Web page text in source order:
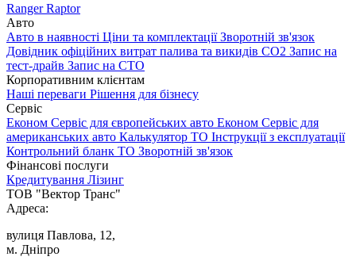
Ranger Raptor
Авто
Авто в наявності Ціни та комплектаціїЗворотній зв'язок
Довідник офіційних витрат палива та викидів СО2 Запис на
тест-драйв Запис на СТО
Корпоративним клієнтам
Наші переваги Рішення для бізнесу
Сервіс
Економ Сервіс для європейських авто Економ Сервіс для
американських авто Калькулятор ТО Інструкції з експлуатації
Контрольний бланк ТО Зворотній зв'язок
Фінансові послуги
Кредитування Лізинг
ТОВ "Вектор Транс"
Адреса:
вулиця Павлова, 12,
м. Дніпро